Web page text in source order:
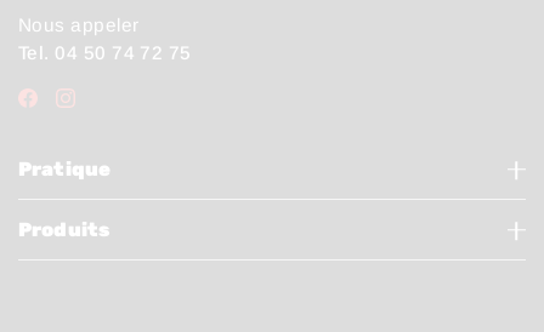
Nous appeler
Tel. 04 50 74 72 75
Pratique
Produits